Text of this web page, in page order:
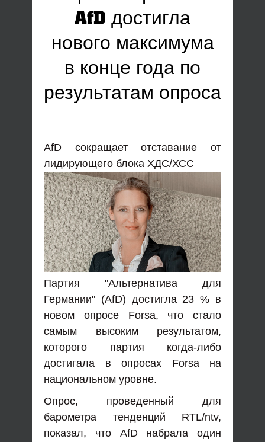
AfD достигла
нового максимума
в конце года по
результатам опроса
AfD сокращает отставание от
лидирующего блока ХДС/ХСС
Партия "Альтернатива для
Германии" (AfD) достигла 23 % в
новом опросе Forsa, что стало
самым высоким результатом,
которого партия когда-либо
достигала в опросах Forsa на
национальном уровне.
Опрос, проведенный для
барометра тенденций RTL/ntv,
показал, что AfD набрала один